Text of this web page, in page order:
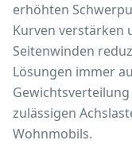
erhöhten
Kurven verstärken
Seitenwinden
Lösungen immer
zulässigen
Wohnmobils.